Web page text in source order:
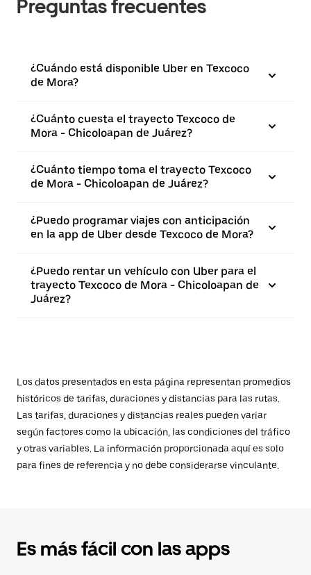
Preguntas frecuentes
¿Cuándo está disponible Uber en Texcoco
de Mora?
¿Cuánto cuesta el trayecto Texcoco de
Mora - Chicoloapan de Juárez?
¿Cuánto tiempo toma el trayecto Texcoco
de Mora - Chicoloapan de Juárez?
¿Puedo programar viajes con anticipación
en la app de Uber desde Texcoco de Mora?
¿Puedo rentar un vehículo con Uber para el
trayecto Texcoco de Mora - Chicoloapan de
Juárez?
Los datos presentados en esta página representan promedios
históricos de tarifas, duraciones y distancias para las rutas.
Las tarifas, duraciones y distancias reales pueden variar
según factores como la ubicación, las condiciones del tráfico
y otras variables. La información proporcionada aquí es solo
para fines de referencia y no debe considerarse vinculante.
Es más fácil con las apps